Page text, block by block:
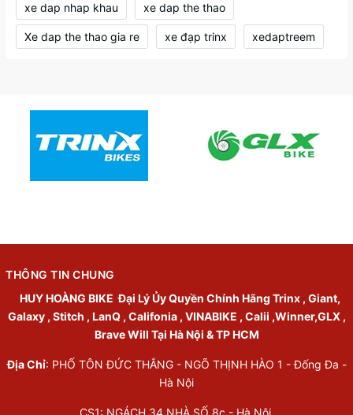
xe dap nhap khau xe dap the thao
Xe dap the thao gia re xe đạp trinx xedaptreem
THÔNG TIN CHUNG
HUY HOÀNG BIKE Đại Lý Ủy Quyền Chính Hãng Trinx , Giant,
Galaxy , Stitch , LanQ , Califonia , VINABIKE , Calii ,Winner,GLX ,
Brave Will Tại Hà Nội & TP HCM
Địa Chỉ: PHỐ TÔN ĐỨC THẮNG - NGÕ THỊNH HÀO 1 - Đống Đa -
Hà Nội